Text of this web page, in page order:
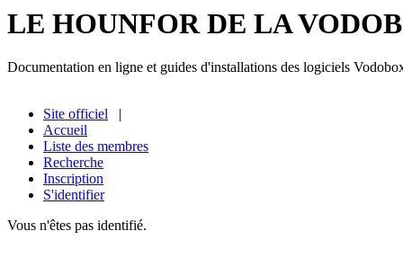
LE HOUNFOR DE LA
Documentation en ligne et guides d'installations des logiciels
Site officiel |
Accueil
Liste des membres
Recherche
Inscription
S'identifier
Vous n'êtes pas identifié.